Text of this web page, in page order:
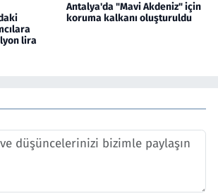
lira
Antalya'da "Mavi Akdeniz" için
koruma kalkanı oluşturuldu